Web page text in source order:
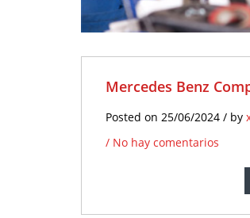
Mercedes Benz
Posted on 25/06/2024 / by
/ No hay comentarios